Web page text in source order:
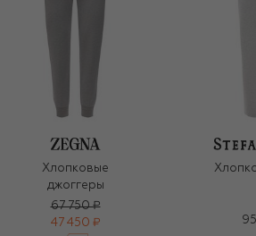
Хлопковые
джоггеры
67 750 ₽
47 450 ₽